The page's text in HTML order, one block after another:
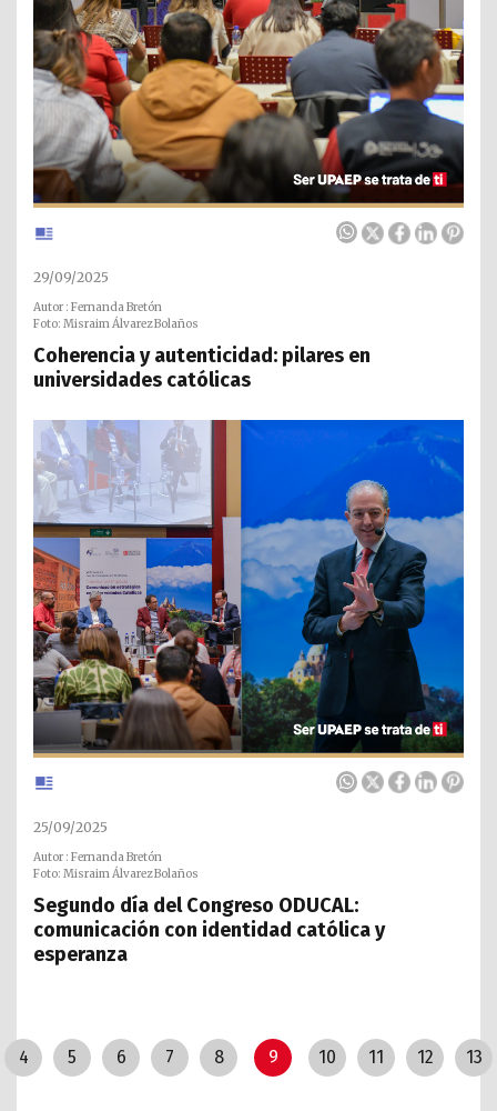
29/09/2025
Autor : Fernanda Bretón
Foto: Misraim Álvarez Bolaños
Coherencia y autenticidad: pilares en
universidades católicas
25/09/2025
Autor : Fernanda Bretón
Foto: Misraim Álvarez Bolaños
Segundo día del Congreso ODUCAL:
comunicación con identidad católica y
esperanza
4 5 6 7 8 9 10 11 12 13